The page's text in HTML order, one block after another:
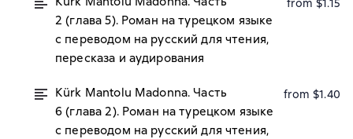
2 (глава 5). Роман на турецком языке
с переводом на русский для чтения,
пересказа и аудирования
from $1.15
Kürk Mantolu Madonna. Часть
6 (глава 2). Роман на турецком языке
с переводом на русский для чтения,
from $1.40